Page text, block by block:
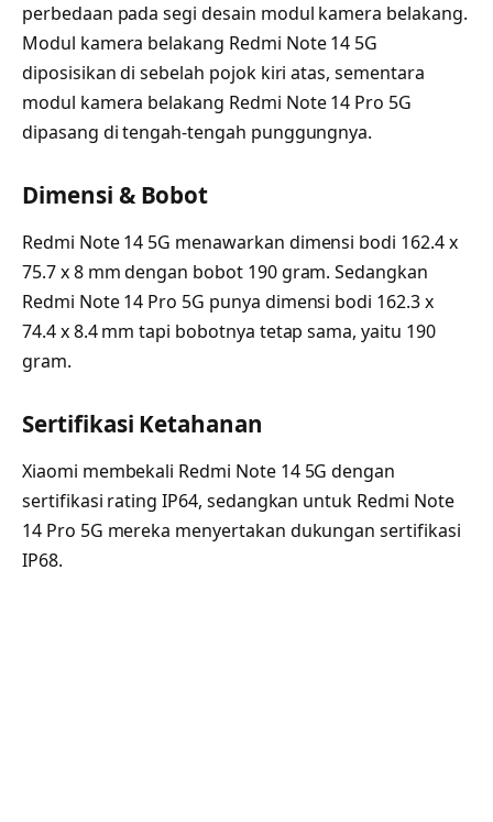
perbedaan pada segi desain modul kamera belakang.
Modul kamera belakang Redmi Note 14 5G
diposisikan di sebelah pojok kiri atas, sementara
modul kamera belakang Redmi Note 14 Pro 5G
dipasang di tengah-tengah punggungnya.
Dimensi & Bobot
Redmi Note 14 5G menawarkan dimensi bodi 162.4 x
75.7 x 8 mm dengan bobot 190 gram. Sedangkan
Redmi Note 14 Pro 5G punya dimensi bodi 162.3 x
74.4 x 8.4 mm tapi bobotnya tetap sama, yaitu 190
gram.
Sertifikasi Ketahanan
Xiaomi membekali Redmi Note 14 5G dengan
sertifikasi rating IP64, sedangkan untuk Redmi Note
14 Pro 5G mereka menyertakan dukungan sertifikasi
IP68.